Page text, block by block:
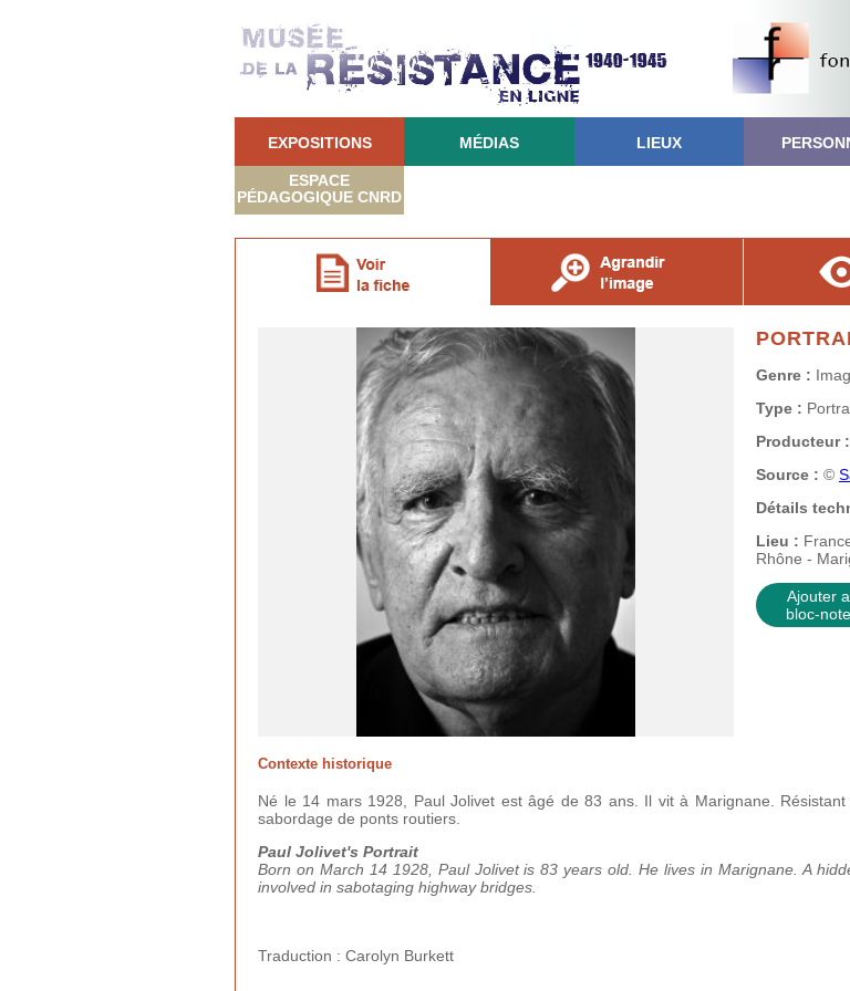
EXPOSITIONS MÉDIAS LIEUX
ESPACE
PÉDAGOGIQUE CNRD
Genre :
Type :
Producteur :
Source : ©
Détails
Lieu :
Rhône -
Ajouter
bloc-
Contexte historique
Né le 14 mars 1928, Paul Jolivet est âgé de 83 ans. Il vit à Marignane.
sabordage de ponts routiers.
Paul Jolivet's Portrait
Born on March 14 1928, Paul Jolivet is 83 years old. He lives in Marignane. A
involved in sabotaging highway bridges.
Traduction : Carolyn Burkett